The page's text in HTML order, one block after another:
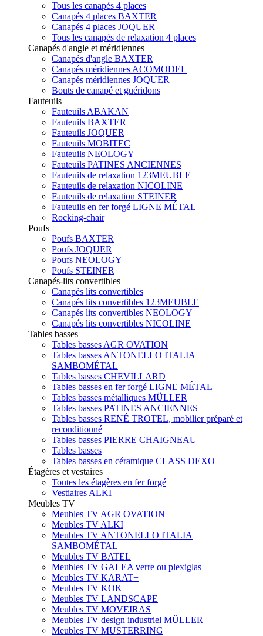
Tous les canapés 4 places
Canapés 4 places BAXTER
Canapés 4 places JOQUER
Tous les canapés de relaxation 4 places
Canapés d'angle et méridiennes
Canapés d'angle BAXTER
Canapés méridiennes ACOMODEL
Canapés méridiennes JOQUER
Bouts de canapé et guéridons
Fauteuils
Fauteuils ABAKAN
Fauteuils BAXTER
Fauteuils JOQUER
Fauteuils MOBITEC
Fauteuils NEOLOGY
Fauteuils PATINES ANCIENNES
Fauteuils de relaxation 123MEUBLE
Fauteuils de relaxation NICOLINE
Fauteuils de relaxation STEINER
Fauteuils en fer forgé LIGNE MÉTAL
Rocking-chair
Poufs
Poufs BAXTER
Poufs JOQUER
Poufs NEOLOGY
Poufs STEINER
Canapés-lits convertibles
Canapés lits convertibles
Canapés lits convertibles 123MEUBLE
Canapés lits convertibles NEOLOGY
Canapés lits convertibles NICOLINE
Tables basses
Tables basses AGR OVATION
Tables basses ANTONELLO ITALIA
SAMBOMÉTAL
Tables basses CHEVILLARD
Tables basses en fer forgé LIGNE MÉTAL
Tables basses métalliques MÜLLER
Tables basses PATINES ANCIENNES
Tables basses RENÉ TROTEL, mobilier préparé et
reconditionné
Tables basses PIERRE CHAIGNEAU
Tables basses
Tables basses en céramique CLASS DEXO
Étagères et vestaires
Toutes les étagères en fer forgé
Vestiaires ALKI
Meubles TV
Meubles TV AGR OVATION
Meubles TV ALKI
Meubles TV ANTONELLO ITALIA
SAMBOMÉTAL
Meubles TV BATEL
Meubles TV GALEA verre ou plexiglas
Meubles TV KARAT+
Meubles TV KOK
Meubles TV LANDSCAPE
Meubles TV MOVEIRAS
Meubles TV design industriel MÜLLER
Meubles TV MUSTERRING